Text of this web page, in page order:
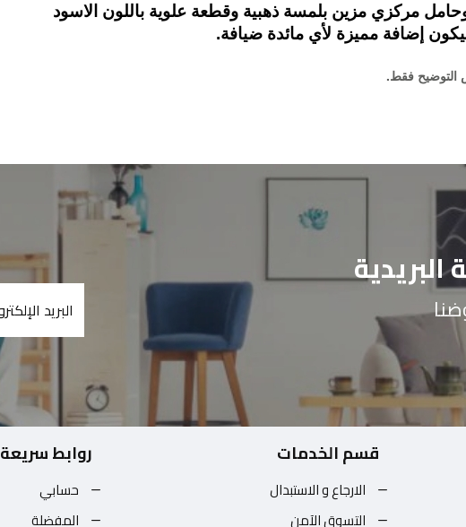
مركزي مزين بلمسة ذهبية وقطعة علوية باللون الاسود
إضافة مميزة لأي مائدة ضيافة.
التوضيح فقط.
قسم الخدمات
الارجاع و الاستبدال
التسوق الآمن
روابط سريعة
حسابي
المفضلة